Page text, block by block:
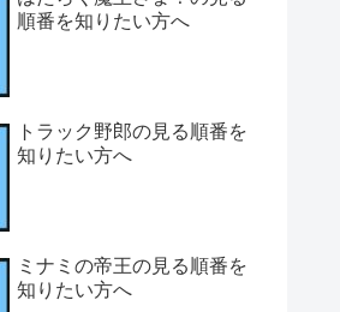
順番を知りたい方へ
トラック野郎の見る順番を
知りたい方へ
ミナミの帝王の見る順番を
知りたい方へ